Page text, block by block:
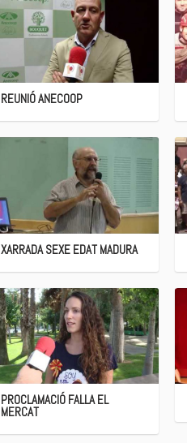
REUNIÓ ANECOOP
XARRADA SEXE EDAT MADURA
PROCLAMACIÓ FALLA EL
MERCAT